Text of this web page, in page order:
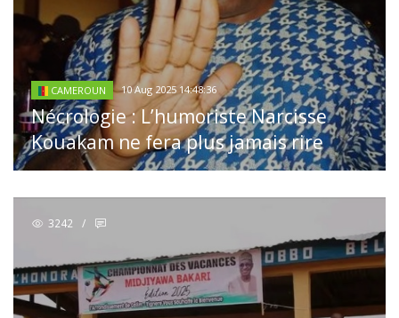
CAMEROUN 10 Aug 2025 14:48:36
Nécrologie : L’humoriste Narcisse
Kouakam ne fera plus jamais rire
3242 /